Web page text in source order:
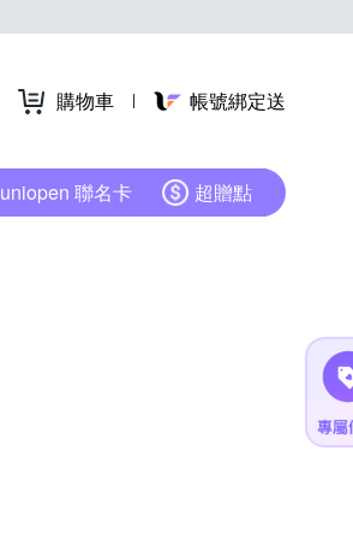
購物車 帳號綁定送
uniopen 聯名卡 超贈點